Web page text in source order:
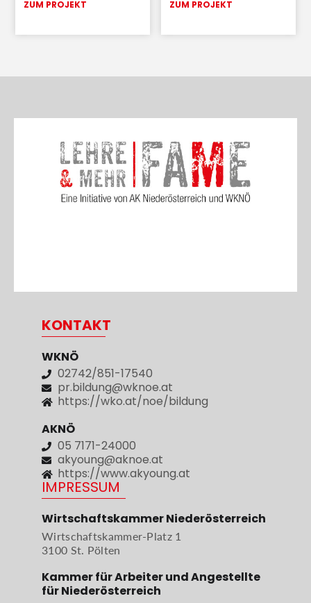
ZUM PROJEKT ZUM PROJEKT
KONTAKT
WKNÖ
02742/851-17540
pr.bildung@wknoe.at
https://wko.at/noe/bildung
AKNÖ
05 7171-24000
akyoung@aknoe.at
https://www.akyoung.at
IMPRESSUM
Wirtschaftskammer Niederösterreich
Wirtschaftskammer-Platz 1
3100 St. Pölten
Kammer für Arbeiter und Angestellte
für Niederösterreich